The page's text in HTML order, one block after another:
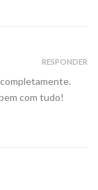
com tudo!
RESPONDER